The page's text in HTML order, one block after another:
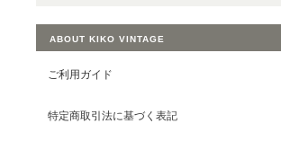
ABOUT KIKO VINTAGE
ご利用ガイド
特定商取引法に基づく表記